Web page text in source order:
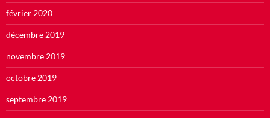
février 2020
décembre 2019
novembre 2019
octobre 2019
septembre 2019